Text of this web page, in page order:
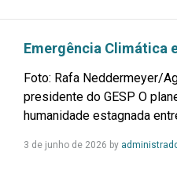
Emergência Climática
Foto: Rafa Neddermeyer/
presidente do GESP O
humanidade estagnada
3 de junho de 2026 by